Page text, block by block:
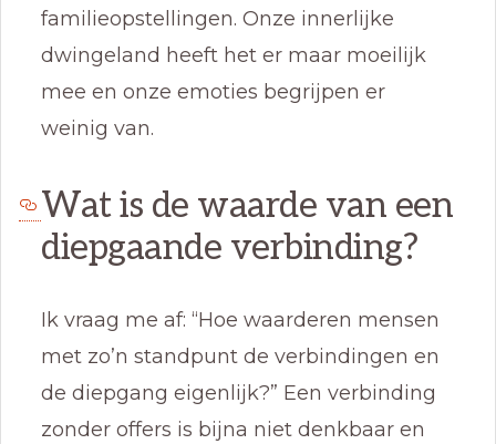
familieopstellingen. Onze innerlijke
dwingeland heeft het er maar moeilijk
mee en onze emoties begrijpen er
weinig van.
Wat is de waarde van een
diepgaande verbinding?
Ik vraag me af: “Hoe waarderen mensen
met zo’n standpunt de verbindingen en
de diepgang eigenlijk?” Een verbinding
zonder offers is bijna niet denkbaar en